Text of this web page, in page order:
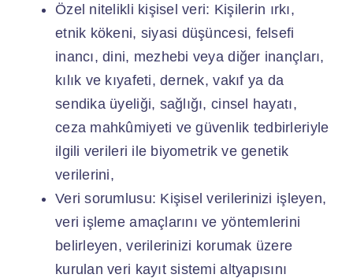
Özel nitelikli kişisel veri: Kişilerin ırkı,
etnik kökeni, siyasi düşüncesi, felsefi
inancı, dini, mezhebi veya diğer inançları,
kılık ve kıyafeti, dernek, vakıf ya da
sendika üyeliği, sağlığı, cinsel hayatı,
ceza mahkûmiyeti ve güvenlik tedbirleriyle
ilgili verileri ile biyometrik ve genetik
verilerini,
Veri sorumlusu: Kişisel verilerinizi işleyen,
veri işleme amaçlarını ve yöntemlerini
belirleyen, verilerinizi korumak üzere
kurulan veri kayıt sistemi altyapısını